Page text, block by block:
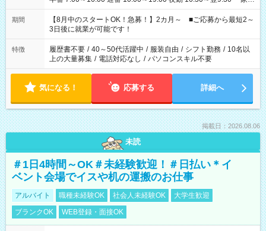
と休みを合わせたい」 「余裕を持って夕飯の準備がしたい」
「できれば残業はしたくない」 など、ご希望を教えてください
ね。 ※Wワーク希望の方へ 今ご覧のお仕事で希望する勤務時間
と、もう1つのお仕事の勤務時間。 合計で週40時間を超える場
合は応募できません。
期間
【8月中のスタートOK！急募！】2カ月～ ■ご応募から最短2～
3日後に就業が可能です！
特徴 履歴書不要 / 40～50代活躍中 / 服装自由 / シフト勤務 / 10名以
上の大量募集 / 電話対応なし / パソコンスキル不要
気になる！ 応募する 詳細へ
掲載日：2026.08.06
未読
＃1日4時間～OK＃未経験歓迎！＃日払い＊イ
ベント会場でイスや机の運搬のお仕事
アルバイト 職種未経験OK 社会人未経験OK
大学生歓迎
ブランクOK
WEB登録・面接OK